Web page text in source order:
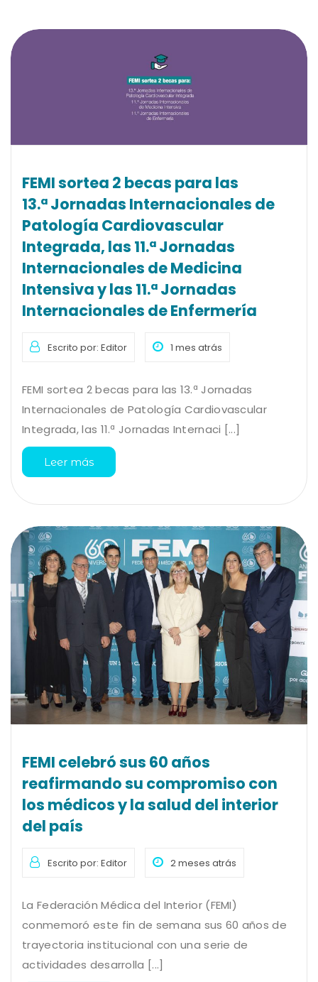
FEMI sortea 2 becas para las
13.ª Jornadas Internacionales de
Patología Cardiovascular
Integrada, las 11.ª Jornadas
Internacionales de Medicina
Intensiva y las 11.ª Jornadas
Internacionales de Enfermería
Escrito por: Editor 1 mes atrás
FEMI sortea 2 becas para las 13.ª Jornadas
Internacionales de Patología Cardiovascular
Integrada, las 11.ª Jornadas Internaci [...]
Leer más
FEMI celebró sus 60 años
reafirmando su compromiso con
los médicos y la salud del interior
del país
Escrito por: Editor 2 meses atrás
La Federación Médica del Interior (FEMI)
conmemoró este fin de semana sus 60 años de
trayectoria institucional con una serie de
actividades desarrolla [...]